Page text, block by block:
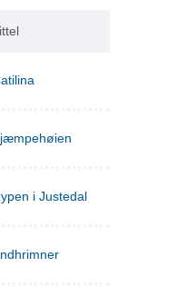
i Justedal